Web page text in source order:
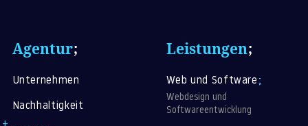
Agentur;
Unternehmen
Nachhaltigkeit
Leistungen;
Web und Software ;
Webdesign und
Softwareentwicklung